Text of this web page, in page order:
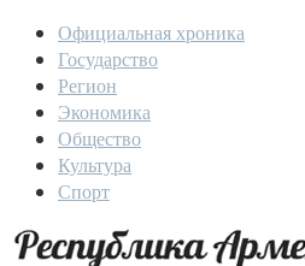
Официальная хроника
Государство
Регион
Экономика
Общество
Культура
Спорт